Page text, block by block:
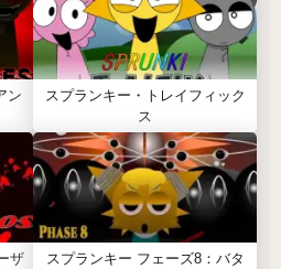
ン
スプランキー・トレイフィック
ス
ザ
スプランキー フェーズ8：バタ